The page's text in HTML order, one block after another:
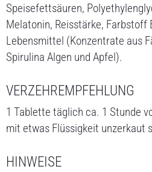
Speisefettsäuren,
Melatonin, Reisstärke, Farbstoff
Lebensmittel (Konzentrate aus
Spirulina Algen und Apfel).
VERZEHREMPFEHLUNG
1 Tablette täglich ca. 1 Stunde
mit etwas Flüssigkeit unzerkaut
HINWEISE